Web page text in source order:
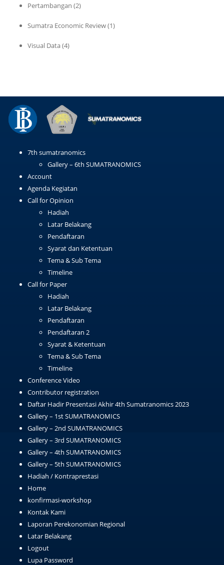
Pertambangan (2)
Sumatra Economic Review(1)
Visual Data(4)
7th sumatranomics
Gallery – 6th SUMATRANOMICS
Account
Agenda Kegiatan
Call for Opinion
Hadiah
Latar Belakang
Pendaftaran
Syarat dan Ketentuan
Tema & Sub Tema
Timeline
Call for Paper
Hadiah
Latar Belakang
Pendaftaran
Pendaftaran 2
Syarat & Ketentuan
Tema & Sub Tema
Timeline
Conference Video
Contributor registration
Daftar Hadir Presentasi Akhir 4th Sumatranomics 2023
Gallery – 1st SUMATRANOMICS
Gallery – 2nd SUMATRANOMICS
Gallery – 3rd SUMATRANOMICS
Gallery – 4th SUMATRANOMICS
Gallery – 5th SUMATRANOMICS
Hadiah / Kontraprestasi
Home
konfirmasi-workshop
Kontak Kami
Laporan Perekonomian Regional
Latar Belakang
Logout
Lupa Password